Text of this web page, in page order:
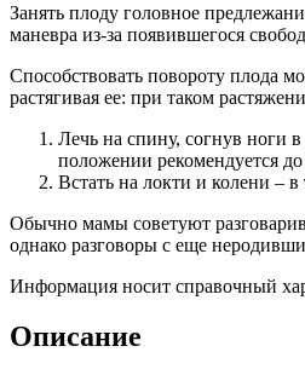
Занять плоду головное
маневра из-за появившегося
Способствовать повороту плода
растягивая ее: при таком
Лечь на спину, согнув ноги
положении рекомендуется
Встать на локти и колени –
Обычно мамы советуют
однако разговоры с еще
Информация носит справочный
Описание